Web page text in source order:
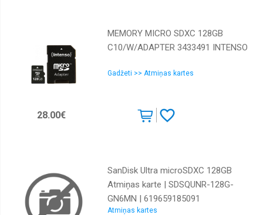
MEMORY MICRO SDXC 128GB
C10/W/ADAPTER 3433491 INTENSO
Gadžeti >> Atmiņas kartes
28.00€
SanDisk Ultra microSDXC 128GB
Atmiņas karte | SDSQUNR-128G-
GN6MN | 619659185091
Atmiņas kartes